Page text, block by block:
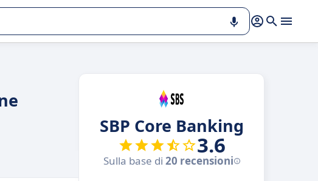
SBP Core Banking
3.6
Sulla base di 20 recensioni